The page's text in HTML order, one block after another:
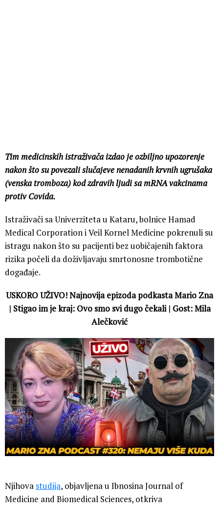
Tim medicinskih istraživača izdao je ozbiljno upozorenje
nakon što su povezali slučajeve nenadanih krvnih ugrušaka
(venska tromboza) kod zdravih ljudi sa mRNA vakcinama
protiv Covida.
Istraživači sa Univerziteta u Kataru, bolnice Hamad
Medical Corporation i Veil Kornel Medicine pokrenuli su
istragu nakon što su pacijenti bez uobičajenih faktora
rizika počeli da doživljavaju smrtonosne trombotične
događaje.
USKORO UŽIVO! Najnovija epizoda podkasta Mario Zna
| Stigao im je kraj: Ovo smo svi dugo čekali | Gost: Mila
Alečković
Njihova studija, objavljena u Ibnosina Journal of
Medicine and Biomedical Sciences, otkriva